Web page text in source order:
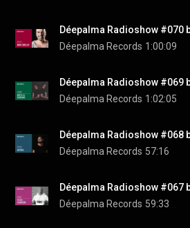
Déepalma Records 1:00:09
Déepalma Records 1:02:05
Déepalma Records 57:16
Déepalma Records 59:33